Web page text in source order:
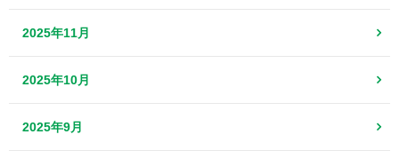
2025年11月
2025年10月
2025年9月